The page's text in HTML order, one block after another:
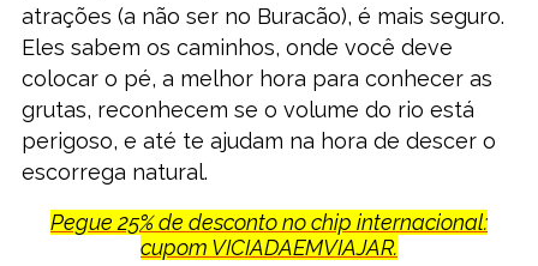
atrações (a não ser no Buracão), é mais seguro.
Eles sabem os caminhos, onde você deve
colocar o pé, a melhor hora para conhecer as
grutas, reconhecem se o volume do rio está
perigoso, e até te ajudam na hora de descer o
escorrega natural.
Pegue 25% de desconto no chip internacional:
cupom VICIADAEMVIAJAR.